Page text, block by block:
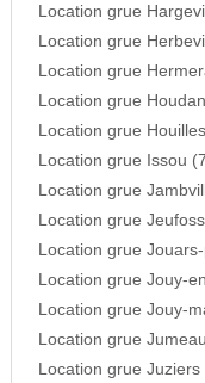
Location grue
Location grue
Location grue
Location grue
Location grue
Location grue Issou
Location grue
Location grue
Location grue
Location grue Jouy-
Location grue Jouy-
Location grue
Location grue Juziers